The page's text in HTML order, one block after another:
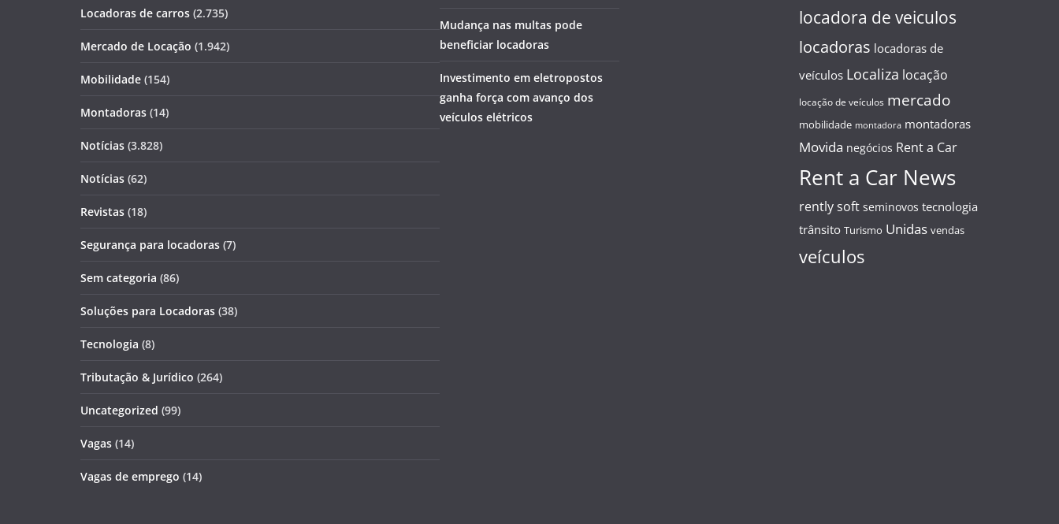
Locadoras de carros (2.735)
Mercado de Locação (1.942)
Mobilidade (154)
Montadoras (14)
Notícias (3.828)
Notícias (62)
Revistas (18)
Segurança para locadoras (7)
Sem categoria (86)
Soluções para Locadoras (38)
Tecnologia (8)
Tributação & Jurídico (264)
Uncategorized (99)
Vagas (14)
Vagas de emprego (14)
Mudança nas multas pode
beneficiar locadoras
Investimento em eletropostos
ganha força com avanço dos
veículos elétricos
locadora de veiculos
locadoras locadoras de
veículos Localiza locação
locação de veículos mercado
mobilidade montadora montadoras
Movida negócios Rent a Car
Rent a Car News
rently soft seminovos tecnologia
trânsito Turismo Unidas vendas
veículos